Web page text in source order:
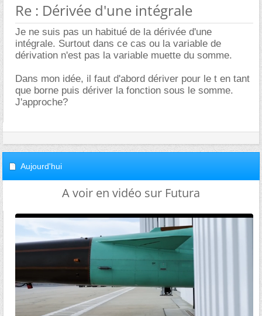
Re : Dérivée d'une intégrale
Je ne suis pas un habitué de la dérivée d'une
intégrale. Surtout dans ce cas ou la variable de
dérivation n'est pas la variable muette du somme.
Dans mon idée, il faut d'abord dériver pour le t en tant
que borne puis dériver la fonction sous le somme.
J'approche?
Aujourd'hui
A voir en vidéo sur Futura